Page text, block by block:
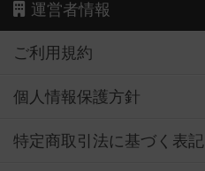
運営者情報
ご利用規約
個人情報保護方針
特定商取引法に基づく表記